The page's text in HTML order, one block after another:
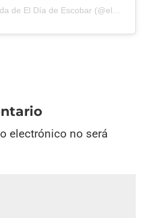
electrónico no será